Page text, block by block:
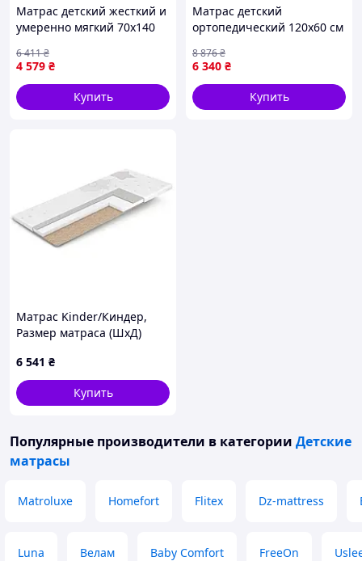
Матрас детский жесткий и
умеренно мягкий 70х140
Eurosleep PS-11102
4 579 ₴
6 411₴
Купить
Матрас детский
ортопедический 120х60 см
мягкий Eurosleep FK-11070
6 340 ₴
8 876₴
Купить
Матрас Kinder/Киндер,
Размер матраса (ШхД)
6 541 ₴
Купить
Популярные производители в категории Детские
матрасы
Matroluxe Homefort Flitex Dz-mattress
Luna Велам Baby Comfort FreeOn